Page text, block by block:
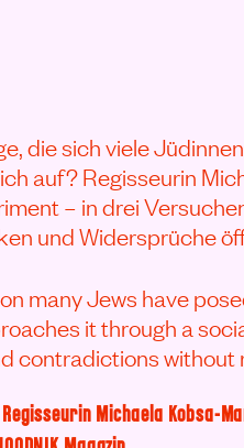
die sich viele
auf? Regisseurin
– in drei
und Widersprüche
many Jews have
it through a
contradictions without
Michaela